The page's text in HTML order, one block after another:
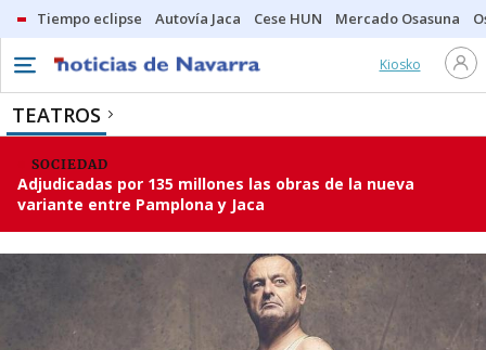
Tiempo eclipse Autovía Jaca Cese HUN Mercado Osasuna
Kiosko
TEATROS
SOCIEDAD
Adjudicadas por 135 millones las obras de la nueva
variante entre Pamplona y Jaca